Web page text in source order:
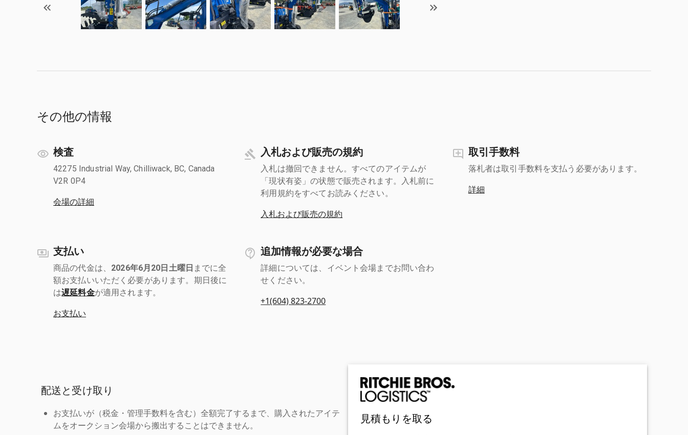
その他の情報
検査
42275 Industrial Way, Chilliwack, BC, Canada
V2R 0P4
会場の詳細
入札および販売の規約
入札は撤回できません。すべてのアイテムが
「現状有姿」の状態で販売されます。入札前に
利用規約をすべてお読みください。
入札および販売の規約
取引手数料
落札者は取引手数料を支払う必要があります。
詳細
支払い
商品の代金は、 2026年6月20日土曜日 までに全
額お支払いいただく必要があります。期日後に
は遅延料金が適用されます。
お支払い
追加情報が必要な場合
詳細については、イベント会場までお問い合わ
せください。
+1(604) 823-2700
配送と受け取り
お支払いが（税金・管理手数料を含む）全額完了するまで、購入されたアイテ
ムをオークション会場から搬出することはできません。
見積もりを取る